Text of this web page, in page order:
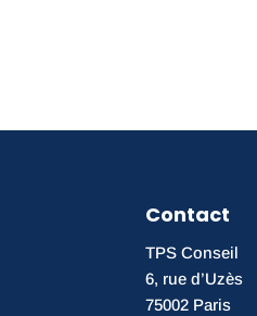
Contact
TPS Conseil
6, rue d’Uzès
75002 Paris